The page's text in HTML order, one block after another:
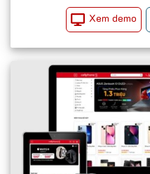
Xem demo